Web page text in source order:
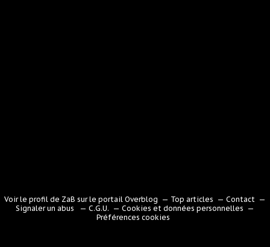
Voir le profil de ZaB sur le portail Overblog Top articles
Contact
Signaler un abus
C.G.U.
Cookies et données personnelles
Préférences cookies